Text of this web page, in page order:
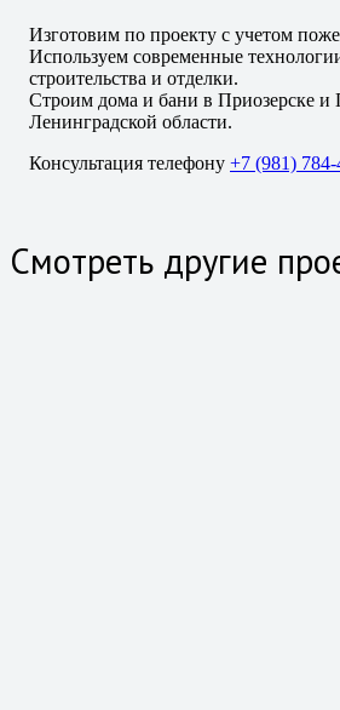
Изготовим по проекту с учетом
Используем современные
строительства и отделки.
Строим дома и бани в Приозерске и
Ленинградской области.
Консультация телефону +7 (981)
Смотреть другие